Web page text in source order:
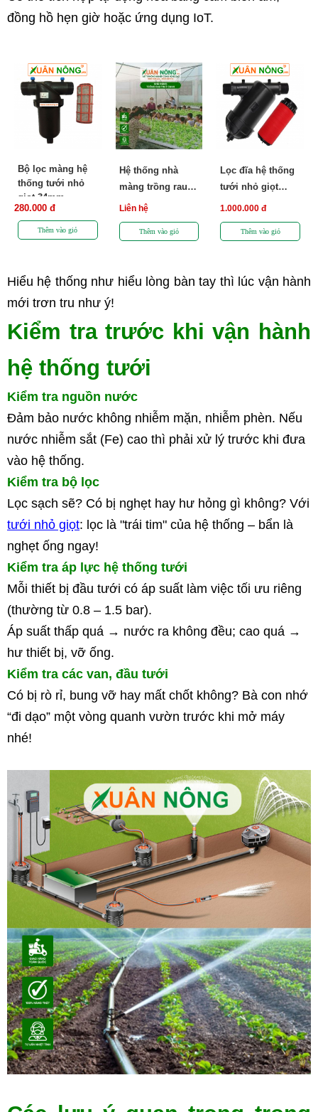
đồng hồ hẹn giờ hoặc ứng dụng IoT.
Bộ lọc màng hệ
thống tưới nhỏ
giọt 34mm
280.000 đ
Hệ thống nhà
màng trồng rau
thuỷ canh
Liên hệ
Lọc đĩa hệ thống
tưới nhỏ giọt
49mm
1.000.000 đ
Hiểu hệ thống như hiểu lòng bàn tay thì lúc vận hành
mới trơn tru như ý!
Kiểm tra trước khi vận hành
hệ thống tưới
Kiểm tra nguồn nước
Đảm bảo nước không nhiễm mặn, nhiễm phèn. Nếu
nước nhiễm sắt (Fe) cao thì phải xử lý trước khi đưa
vào hệ thống.
Kiểm tra bộ lọc
tưới nhỏ giọt: lọc là "trái tim" của hệ thống – bẩn là
nghẹt ống ngay!
Kiểm tra áp lực hệ thống tưới
Mỗi thiết bị đầu tưới có áp suất làm việc tối ưu riêng
(thường từ 0.8 – 1.5 bar).
Áp suất thấp quá → nước ra không đều; cao quá →
hư thiết bị, vỡ ống.
Kiểm tra các van, đầu tưới
Có bị rò rỉ, bung vỡ hay mất chốt không? Bà con nhớ
“đi dạo” một vòng quanh vườn trước khi mở máy
nhé!